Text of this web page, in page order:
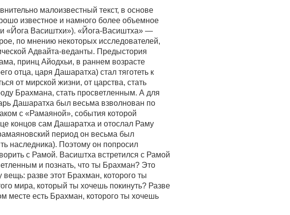
малоизвестный текст, в основе
известное и намного более объемное
«Йога Васиштхи»). «Йога-Васиштха» —
по мнению некоторых исследователей,
Адвайта-веданты. Предыстория
принц Айодхьи, в раннем возрасте
отца, царя Дашаратха) стал тяготеть к
от мирской жизни, от царства, стать
Брахмана, стать просветленным. А для
Дашаратха был весьма взволнован по
с «Рамаяной», события которой
концов сам Дашаратха и отослал Раму
период он весьма был
наследника). Поэтому он попросил
с Рамой. Васиштха встретился с Рамой
и познать, что ты Брахман? Это
разве этот Брахман, которого ты
мира, который ты хочешь покинуть? Разве
месте есть Брахман, которого ты хочешь